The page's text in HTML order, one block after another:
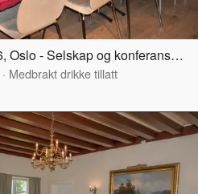
Grendehuset i Korsgata 16, Oslo - Selskap og konferanselokale
· Medbrakt drikke tillatt